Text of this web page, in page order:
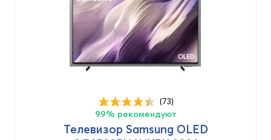
(73)
99% рекомендуют
Телевизор Samsung OLED